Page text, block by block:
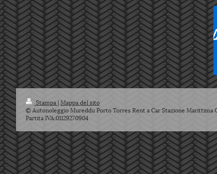
Stampa | Mappa del sito
© Autonoleggio Mureddu Porto Torres Rent a Car Stazione Marittima
Partita IVA:01129270904